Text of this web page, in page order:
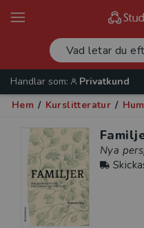
Handlar som:
Privatkund
Hem / Kurslitteratur /
Nya